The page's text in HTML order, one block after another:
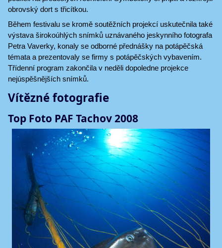
obrovský dort s třicítkou.
Během festivalu se kromě soutěžních projekcí uskutečnila také
výstava širokoúhlých snímků uznávaného jeskynního fotografa
Petra Vaverky, konaly se odborné přednášky na potápěčská
témata a prezentovaly se firmy s potápěčských vybavením.
Třídenní program zakončila v neděli dopoledne projekce
nejúspěšnějších snímků.
Vítězné fotografie
Top Foto PAF Tachov 2008